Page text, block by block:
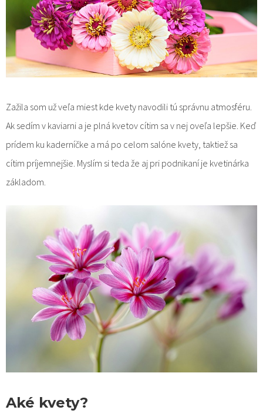
Zažila som už veľa miest kde kvety navodili tú správnu atmosféru.
Ak sedím v kaviarni a je plná kvetov cítim sa v nej oveľa lepšie. Keď
prídem ku kaderníčke a má po celom salóne kvety, taktiež sa
cítim príjemnejšie. Myslím si teda že aj pri podnikaní je kvetinárka
základom.
Aké kvety?